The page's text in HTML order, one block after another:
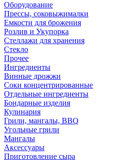
Оборудование
Прессы, соковыжималки
Емкости для брожения
Розлив и Укупорка
Стеллажи для хранения
Стекло
Прочее
Ингредиенты
Винные дрожжи
Соки концентрированные
Отдельные ингредиенты
Бондарные изделия
Кулинария
Грили, мангалы, BBQ
Угольные грили
Мангалы
Аксессуары
Приготовление сыра